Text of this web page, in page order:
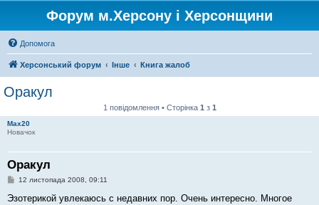
Форум м.Херсону і Херсонщини
Допомога
Херсонський форум Інше Книга жалоб
Оракул
1 повідомлення • Сторінка 1 з 1
Max20
Новачок
Оракул
П
в
12 листопада 2008, 09:11
Эзотерикой увлекаюсь с недавних пор. Очень интересно. Многое